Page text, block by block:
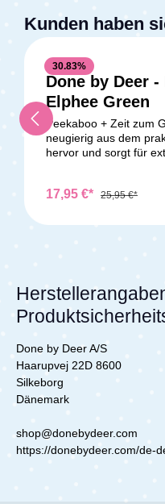
Kunden haben
30.83%
Done by Deer
Elphee Green
Peekaboo + Zeit zum
neugierig aus dem
hervor und sorgt für
zu schieben. Der
rutschfest und für
mal einen Bissen…
Teller passt perfekt
Geschirrkollektion und
Elphee
17,95 €* 25,95 €*
Done by Deer A/S
Haarupvej 22D 8600
Silkeborg
Dänemark
shop@donebydeer.com
https://donebydeer.com/de-